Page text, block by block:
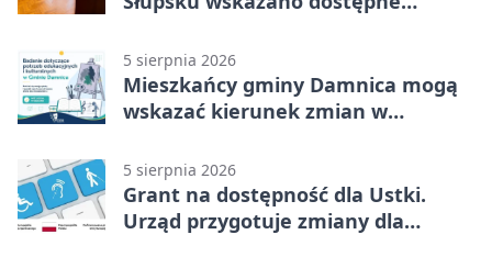
5 sierpnia 2026
Mieszkańcy gminy Damnica mogą
wskazać kierunek zmian w
5 sierpnia 2026
Grant na dostępność dla Ustki.
Urząd przygotuje zmiany dla